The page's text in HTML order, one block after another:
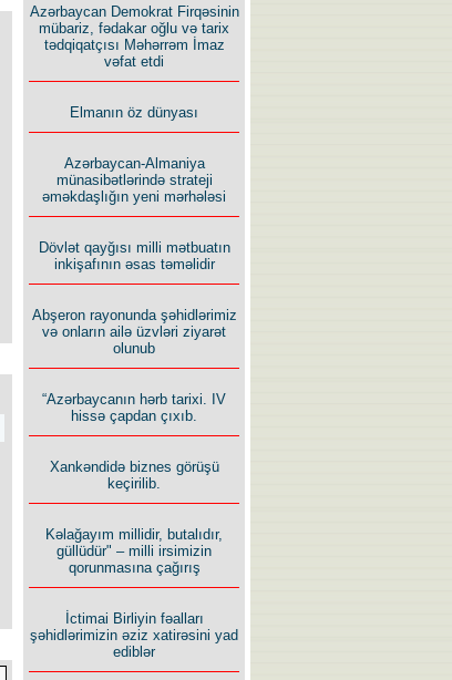
Azərbaycan Demokrat Firqəsinin
mübariz, fədakar oğlu və tarix
tədqiqatçısı Məhərrəm İmaz
vəfat etdi
Elmanın öz dünyası
Azərbaycan-Almaniya
münasibətlərində strateji
əməkdaşlığın yeni mərhələsi
Dövlət qayğısı milli mətbuatın
inkişafının əsas təməlidir
Abşeron rayonunda şəhidlərimiz
və onların ailə üzvləri ziyarət
olunub
“Azərbaycanın hərb tarixi. IV
hissə çapdan çıxıb.
Xankəndidə biznes görüşü
keçirilib.
Kəlağayım millidir, butalıdır,
güllüdür" – milli irsimizin
qorunmasına çağırış
İctimai Birliyin fəalları
şəhidlərimizin əziz xatirəsini yad
ediblər